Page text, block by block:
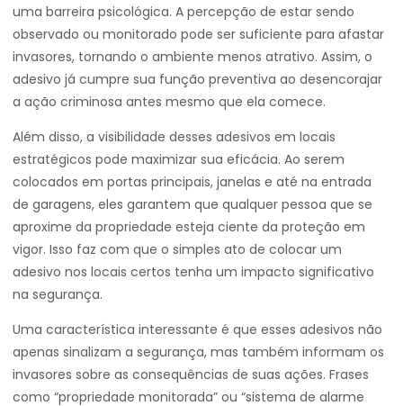
uma barreira psicológica. A percepção de estar sendo
observado ou monitorado pode ser suficiente para afastar
invasores, tornando o ambiente menos atrativo. Assim, o
adesivo já cumpre sua função preventiva ao desencorajar
a ação criminosa antes mesmo que ela comece.
Além disso, a visibilidade desses adesivos em locais
estratégicos pode maximizar sua eficácia. Ao serem
colocados em portas principais, janelas e até na entrada
de garagens, eles garantem que qualquer pessoa que se
aproxime da propriedade esteja ciente da proteção em
vigor. Isso faz com que o simples ato de colocar um
adesivo nos locais certos tenha um impacto significativo
na segurança.
Uma característica interessante é que esses adesivos não
apenas sinalizam a segurança, mas também informam os
invasores sobre as consequências de suas ações. Frases
como “propriedade monitorada” ou “sistema de alarme